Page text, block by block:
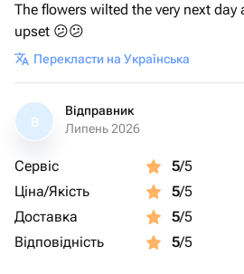
The flowers wilted the very next
upset 😕😕
Перекласти на Українська
В
Відправник
Липень 2026
Сервіс 5/5
Ціна/Якість
5/5
Доставка
5/5
Відповідність
5/5